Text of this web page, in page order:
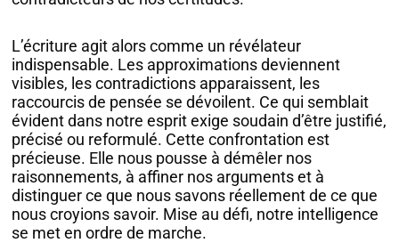
L’écriture agit alors comme un révélateur
indispensable. Les approximations deviennent
visibles, les contradictions apparaissent, les
raccourcis de pensée se dévoilent. Ce qui semblait
évident dans notre esprit exige soudain d’être justifié,
précisé ou reformulé. Cette confrontation est
précieuse. Elle nous pousse à démêler nos
raisonnements, à affiner nos arguments et à
distinguer ce que nous savons réellement de ce que
nous croyions savoir. Mise au défi, notre intelligence
se met en ordre de marche.